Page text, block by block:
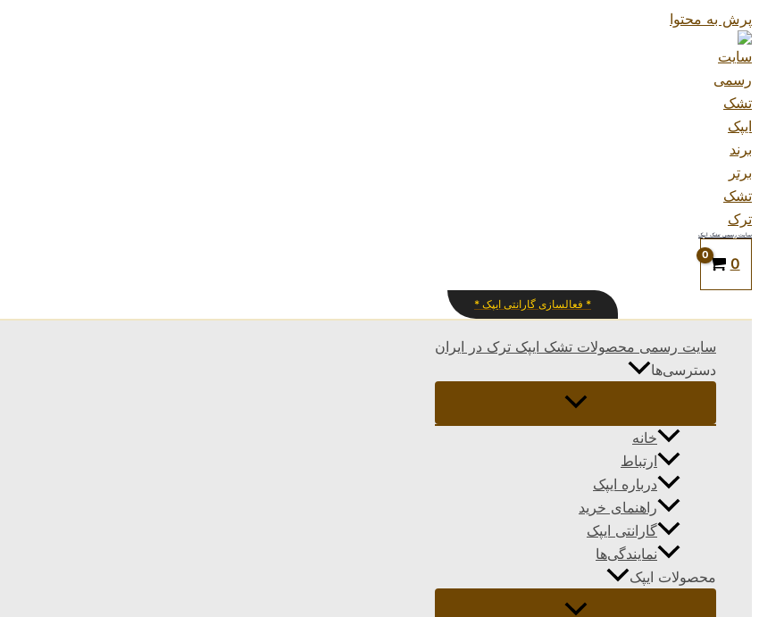
پرش به محتوا
سایت رسمی تشک ایپک
0
* فعالسازی گارانتی ایپک *
سایت رسمی محصولات تشک ایپک ترک در ایران
دسترسی‌ها
خانه
ارتباط
درباره ایپک
راهنمای خرید
گارانتی ایپک
نمایندگی‌ها
محصولات ایپک